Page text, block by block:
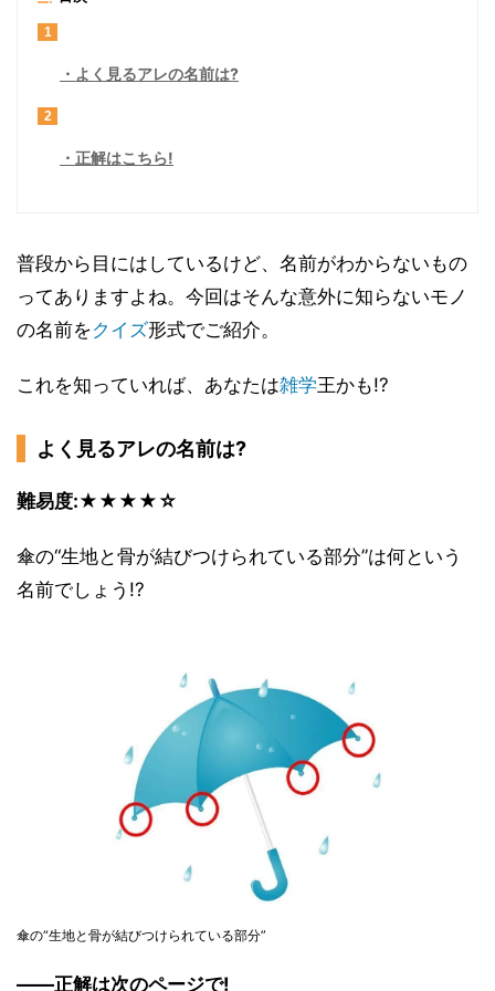
1
よく見るアレの名前は?
2
正解はこちら!
普段から目にはしているけど、名前がわからないもの
ってありますよね。今回はそんな意外に知らないモノ
の名前をクイズ形式でご紹介。
これを知っていれば、あなたは雑学王かも!?
よく見るアレの名前は?
難易度:★★★★☆
傘の“生地と骨が結びつけられている部分”は何という
名前でしょう!?
傘の“生地と骨が結びつけられている部分”
――正解は次のページで!